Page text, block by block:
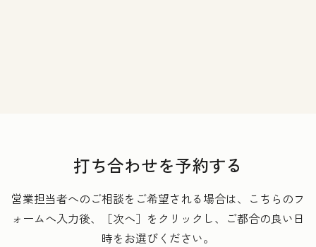
打ち合わせを予約する
営業担当者へのご相談をご希望される場合は、こちらのフ
ォームへ入力後、［次へ］をクリックし、ご都合の良い日
時をお選びください。